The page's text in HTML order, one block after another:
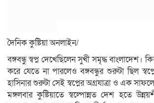
দৈনিক কুষ্টিয়া অনলাইন/
বঙ্গবন্ধু স্বপ্ন দেখেছিলেন সুখী সমৃদ্ধ বাংলাদেশ।
করে যেতে না পারলেও বঙ্গবন্ধুর শুরুটা ছিল
হাসিনার শুরুটা সেই স্বপ্নের অগ্রযাত্রা ও এক
মঙ্গলবার কুষ্টিয়াতে স্বল্পোন্নত দেশ হতে